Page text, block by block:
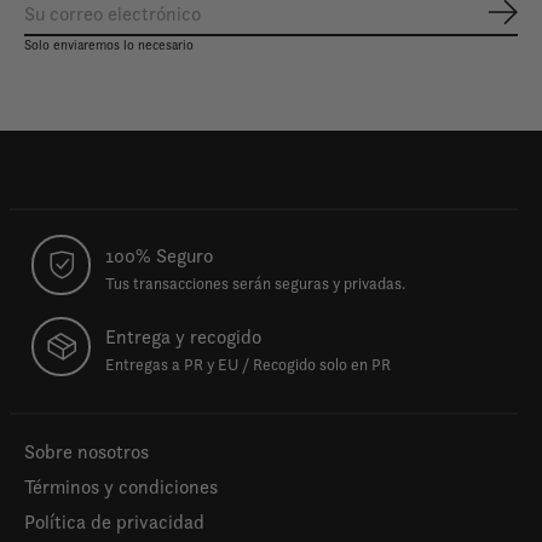
Solo enviaremos lo necesario
100% Seguro
Tus transacciones serán seguras y privadas.
Entrega y recogido
Entregas a PR y EU / Recogido solo en PR
Sobre nosotros
Términos y condiciones
Política de privacidad